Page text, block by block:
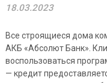
18.03.2023
Все строящиеся дома
АКБ «Абсолют Банк».
воспользоваться
— кредит